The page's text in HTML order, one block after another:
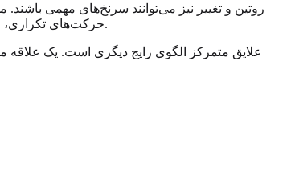
روتین و تغییر نیز می‌توانند سرنخ‌های مهمی باشند.
حرکت‌های تکراری، عبارت‌های تکراری، مرتب کردن اشیا به شیوه‌ای خاص یا بازگشت به آیین‌های آشنا می‌تواند راهی باشد که دستگاه عصبی شما ورودی‌ها را مدیریت می‌کند.
علایق متمرکز الگوی رایج دیگری است. یک